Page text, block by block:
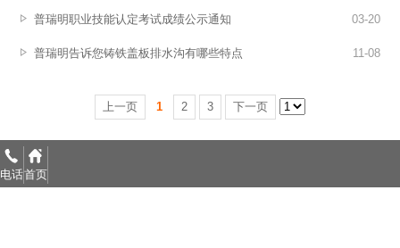
03-20
普瑞明职业技能认定考试成绩公示通知
11-08
普瑞明告诉您铸铁盖板排水沟有哪些特点
上一页 1 2 3 下一页
电话首页